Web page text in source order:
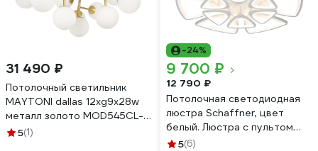
31 490 ₽
Потолочный светильник
MAYTONI dallas 12хg9x28w
металл золото MOD545CL-
12BS
5(1)
-24%
9 700 ₽
12 790 ₽
Потолочная светодиодная
люстра Schaffner, цвет
белый. Люстра с пультом
управления, освещение до
5(6)